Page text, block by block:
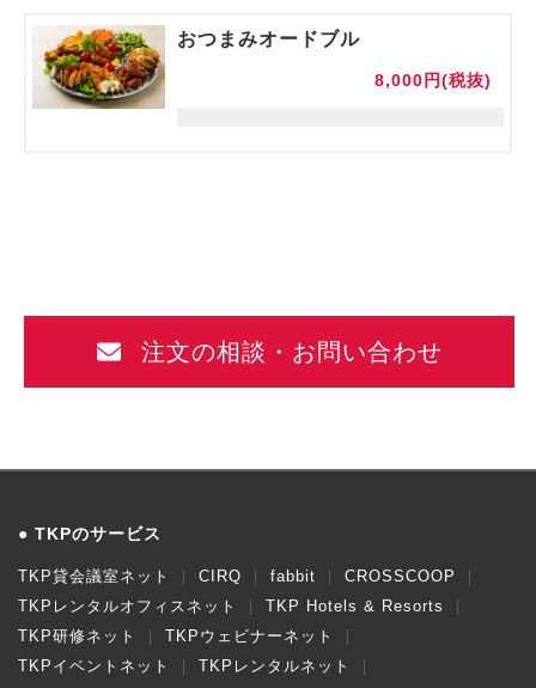
おつまみオードブル
8,000円(税抜)
注文の相談・お問い合わせ
TKPのサービス
TKP貸会議室ネット CIRQ fabbit
CROSSCOOP
TKPレンタルオフィスネット
TKP Hotels & Resorts
TKP研修ネット
TKPウェビナーネット
TKPイベントネット
TKPレンタルネット